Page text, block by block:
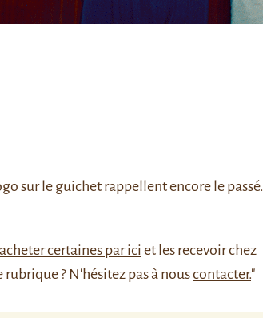
sur le guichet rappellent encore le passé.
certaines par iciet les recevoir chez
? N'hésitez pas à nouscontacter."